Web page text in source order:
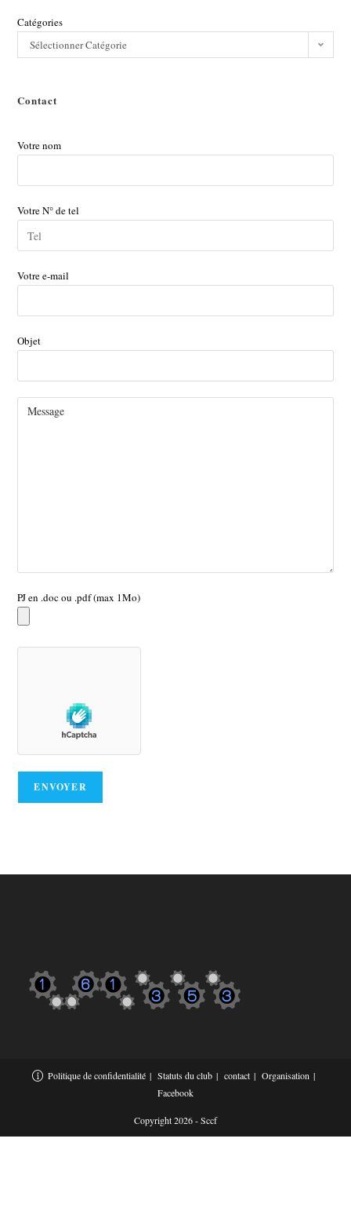
Catégories
Sélectionner Catégorie
Contact
Votre nom
Votre N° de tel
Votre e-mail
Objet
PJ en .doc ou .pdf (max 1Mo)
Politique de confidentialité Statuts du club contact
Organisation
Facebook
Copyright 2026 - Sccf